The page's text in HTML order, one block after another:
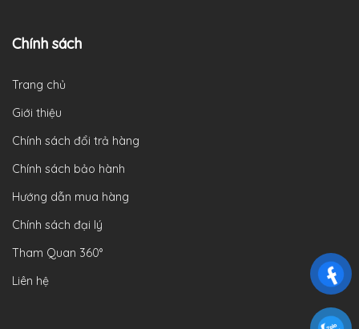
Chính sách
Trang chủ
Giới thiệu
Chính sách đổi trả hàng
Chính sách bảo hành
Hướng dẫn mua hàng
Chính sách đại lý
Tham Quan 360°
Liên hệ